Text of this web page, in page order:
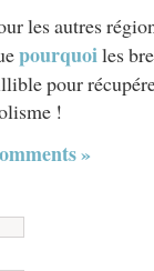
les autres
pourquoiles
pour
!
»